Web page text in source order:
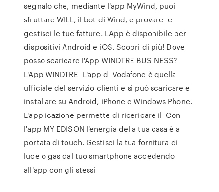
segnalo che, mediante l'app MyWind, puoi
sfruttare WILL, il bot di Wind, e provare e
gestisci le tue fatture. L'App è disponibile per
dispositivi Android e iOS. Scopri di più! Dove
posso scaricare l'App WINDTRE BUSINESS?
L'App WINDTRE L'app di Vodafone è quella
ufficiale del servizio clienti e si può scaricare e
installare su Android, iPhone e Windows Phone.
L'applicazione permette di ricericare il Con
l'app MY EDISON l'energia della tua casa è a
portata di touch. Gestisci la tua fornitura di
luce o gas dal tuo smartphone accedendo
all'app con gli stessi